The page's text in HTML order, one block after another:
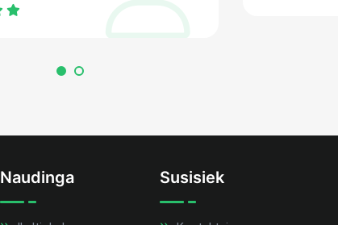
Naudinga Susisiek